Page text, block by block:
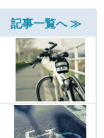
記事一覧へ ≫